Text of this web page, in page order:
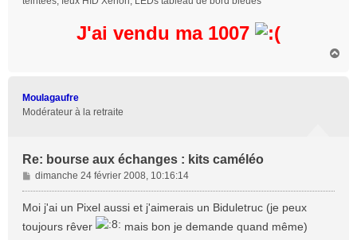
J'ai vendu ma 1007
Moulagaufre
Modérateur à la retraite
Re: bourse aux échanges : kits caméléo
M
e
s
a
dimanche 24 février 2008, 10:16:14
Moi j'ai un Pixel aussi et j'aimerais un Biduletruc (je peux
toujours rêver
mais bon je demande quand même)